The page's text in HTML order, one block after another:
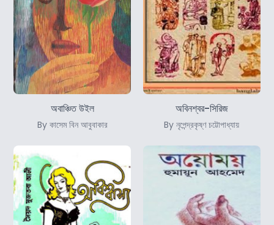
অবাঞ্চিত উইল
By কাসেম বিন আবুবাকার
অবিনশ্বর-সিরিজ
By নৃপেন্দ্রকৃষ্ণ চট্টোপাধ্যায়